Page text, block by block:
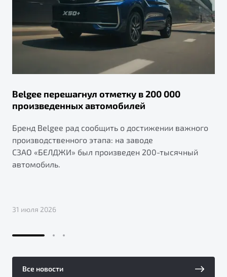
Belgee перешагнул отметку в 200 000
произведенных автомобилей
Бренд Belgee рад сообщить о достижении важного
производственного этапа: на заводе
СЗАО «БЕЛДЖИ» был произведен 200-тысячный
автомобиль.
31 июля 2026
Все новости